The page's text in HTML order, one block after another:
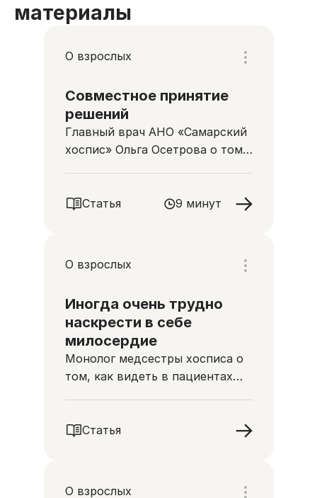
материалы
О взрослых
Совместное принятие
решений
Главный врач АНО «Самарский
хоспис» Ольга Осетрова о том,
выбор
Статья 9 минут
О взрослых
Иногда очень трудно
наскрести в себе
милосердие
Монолог медсестры хосписа о
том, как видеть в пациентах
Статья
О взрослых